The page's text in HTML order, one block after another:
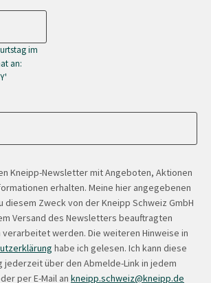
im
an:
Kneipp-Newsletter mit Angeboten, Aktionen
erhalten. Meine hier angegebenen
diesem Zweck von der Kneipp Schweiz GmbH
Versand des Newsletters beauftragten
werden. Die weiteren Hinweise in
habe ich gelesen. Ich kann diese
jederzeit über den Abmelde-Link in jedem
per E-Mail an kneipp.schweiz@kneipp.de